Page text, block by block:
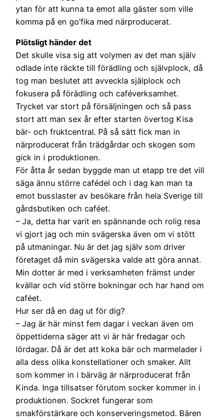
ytan för att kunna ta emot alla gäster som ville
komma på en go’fika med närproducerat.
Plötsligt händer det
Det skulle visa sig att volymen av det man själv
odlade inte räckte till förädling och självplock, då
tog man beslutet att avveckla själplock och
fokusera på förädling och caféverksamhet.
Trycket var stort på försäljningen och så pass
stort att man sex år efter starten övertog Kisa
bär- och fruktcentral. På så sätt fick man in
närproducerat från trädgårdar och skogen som
gick in i produktionen.
För åtta år sedan byggde man ut etapp tre det vill
säga ännu större cafédel och i dag kan man ta
emot busslaster av besökare från hela Sverige till
gårdsbutiken och caféet.
– Ja, detta har varit en spännande och rolig resa
vi gjort jag och min svägerska även om vi stött
på utmaningar. Nu är det jag själv som driver
företaget då min svägerska valde att göra annat.
Min dotter är med i verksamheten främst under
kvällar och vid större bokningar och har hand om
caféet.
Hur ser då en dag ut för dig?
– Jag är här minst fem dagar i veckan även om
öppettiderna säger att vi är här fredagar och
lördagar. Då är det att koka bär och marmelader i
alla dess olika konstellationer och smaker. Allt
som kommer in i bärväg är närproducerat från
Kinda. Inga tillsatser förutom socker kommer in i
produktionen. Sockret fungerar som
smakförstärkare och konserveringsmetod. Bären